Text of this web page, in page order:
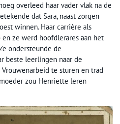
overleed haar vader vlak na de
dat Sara, naast zorgen
winnen. Haar carrière als
ze werd hoofdlerares aan het
ondersteunde de
beste leerlingen naar de
te sturen en trad
zou Henriëtte leren